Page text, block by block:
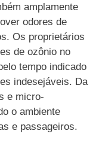
amplamente
odores de
Os proprietários
de ozônio no
tempo indicado
indesejáveis. Da
e micro-
o ambiente
e passageiros.